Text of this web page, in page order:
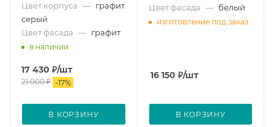
Цвет корпуса — графит
серый
Цвет фасада — графит
в наличии
17 430 ₽/шт
21 000₽ -17%
В КОРЗИНУ
Цвет фасада — белый
изготовление под заказ
16 150 ₽/шт
В КОРЗИНУ